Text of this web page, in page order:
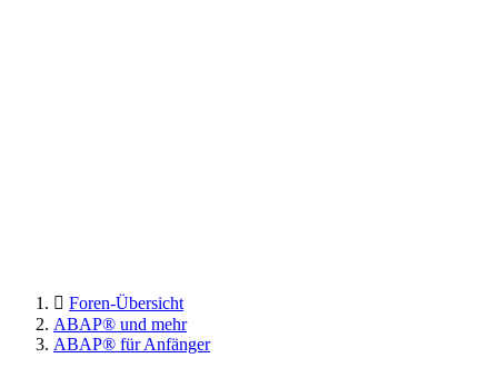
Foren-Übersicht
ABAP® und mehr
ABAP® für Anfänger